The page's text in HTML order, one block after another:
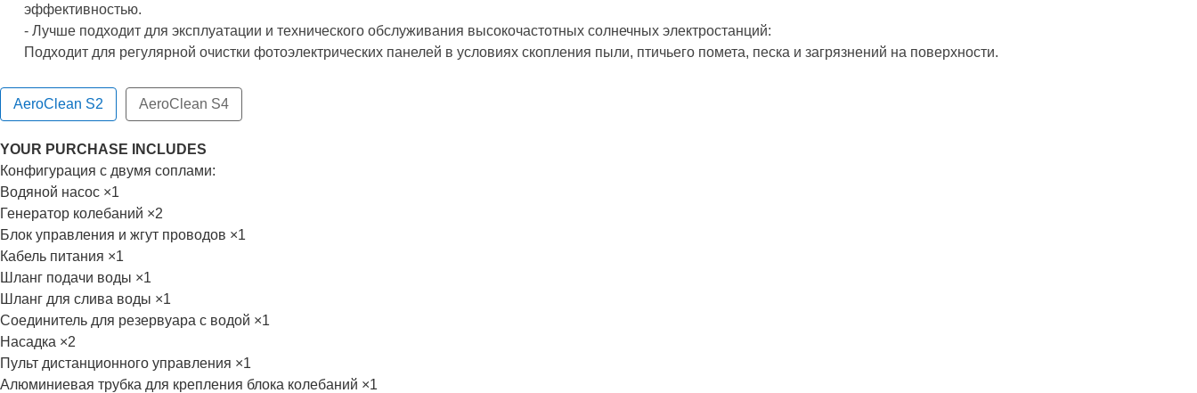
эффективностью.
- Лучше подходит для эксплуатации и технического обслуживания высокочастотных солнечных электростанций:
Подходит для регулярной очистки фотоэлектрических панелей в условиях скопления пыли, птичьего помета, песка и загрязнений на поверхности.
AeroClean S2 AeroClean S4
YOUR PURCHASE INCLUDES
Конфигурация с двумя соплами:
Водяной насос ×1
Генератор колебаний ×2
Блок управления и жгут проводов ×1
Кабель питания ×1
Шланг подачи воды ×1
Шланг для слива воды ×1
Соединитель для резервуара с водой ×1
Насадка ×2
Пульт дистанционного управления ×1
Алюминиевая трубка для крепления блока колебаний ×1